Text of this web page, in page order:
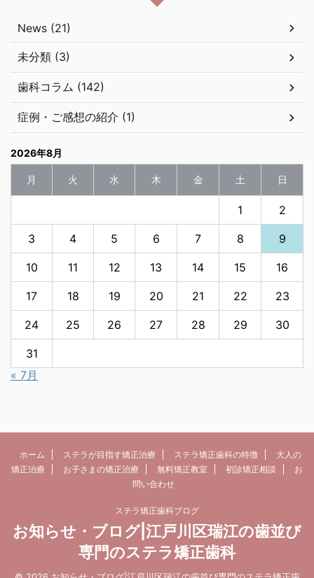
News (21)
未分類 (3)
歯科コラム (142)
症例・ご感想の紹介 (1)
2026年8月
月 火 水 木 金 土 日
1 2
3 4 5 6 7 8 9
10 11 12 13 14 15 16
17 18 19 20 21 22 23
24 25 26 27 28 29 30
31
« 7月
ホーム ステラが目指す矯正治療 ステラ矯正歯科の特徴
大人の
矯正治療
お子さまの矯正治療 無料矯正教室 初診矯正相談
お
問い合わせ
ステラ矯正歯科ブログ
お知らせ・ブログ|江戸川区瑞江の歯並び
専門のステラ矯正歯科